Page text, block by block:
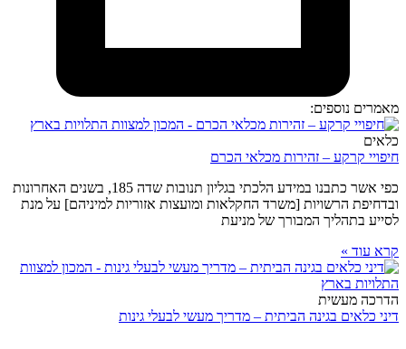
מאמרים נוספים:
כלאים
חיפויי קרקע – זהירות מכלאי הכרם
כפי אשר כתבנו במידע הלכתי בגליון תנובות שדה 185, בשנים האחרונות
ובדחיפת הרשויות [משרד החקלאות ומועצות אזוריות למיניהם] על מנת
לסייע בתהליך המבורך של מניעת
קרא עוד »
הדרכה מעשית
דיני כלאים בגינה הביתית – מדריך מעשי לבעלי גינות